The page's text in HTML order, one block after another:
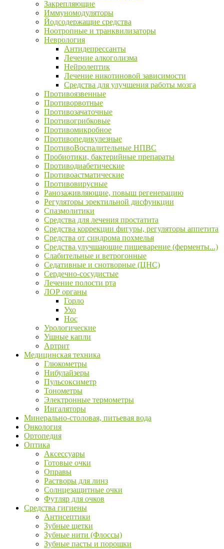
Закрепляющие
Иммуномодуляторы
Йодсодержащие средства
Ноотропные и транквилизаторы
Неврология
Антидепрессанты
Лечение алкоголизма
Нейролептик
Лечение никотиновой зависимости
Средства для улучшения работы мозга
Противоязвенные
Противорвотные
Противозачаточные
Противогрибковые
Противомикробное
Противопедикулезные
ПротивоВоспалительные НПВС
Пробиотики, бактерийные препараты
Противодиабетические
Противоастматические
Противовирусные
Ранозаживляющие, повыш регенерацию
Регуляторы эректильной дисфункции
Спазмолитики
Средства для лечения простатита
Средства коррекции фигуры, регуляторы аппетита
Средства от синдрома похмелья
Средства улучшающие пищеварение (ферменты...)
Слабительные и ветрогонные
Седативные и снотворные (ЦНС)
Сердечно-сосудистые
Лечение полости рта
ЛОР органы
Горло
Ухо
Нос
Урологические
Ушные капли
Артрит
Медицинская техника
Глюкометры
Нибулайзеры
Пульсоксиметр
Тонометры
Электронные термометры
Ингаляторы
Минерально-столовая, питьевая вода
Онкология
Ортопедия
Оптика
Аксессуары
Готовые очки
Оправы
Растворы для линз
Солнцезащитные очки
Футляр для очков
Средства гигиены
Антисептики
Зубные щетки
Зубные нити (Флоссы)
Зубные пасты и порошки